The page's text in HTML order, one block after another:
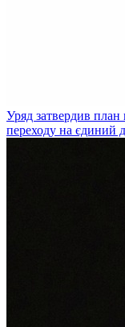
Уряд затвердив
переходу на єдиний